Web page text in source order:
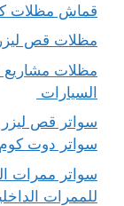
قماش مظلات كوري أصلي
مظلات قص
مظلات مشاريع
السيارات
سواتر قص
سواتر دوت كوم
للممرات